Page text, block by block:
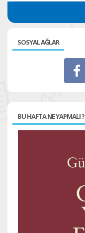
SOSYAL AĞLAR
BU HAFTA NE YAPMALI ?